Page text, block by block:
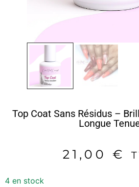
Top Coat Sans Résidus –
Longue
21,00 €
4 en stock